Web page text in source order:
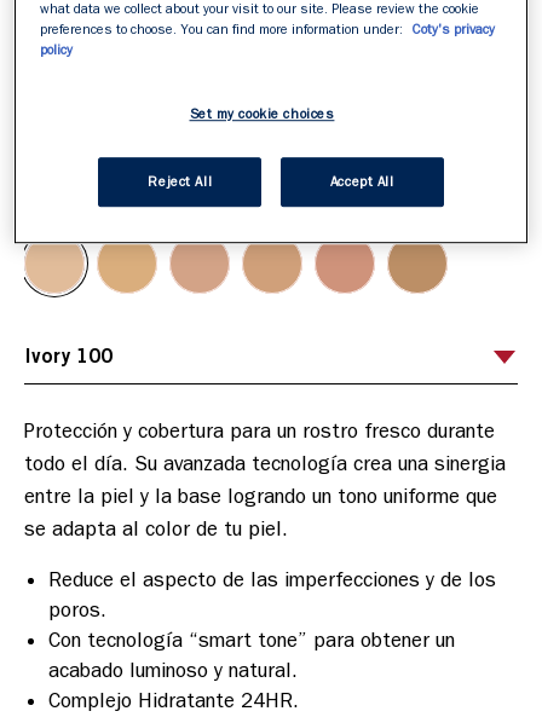
ITEM 01 (CURRENT SLIDE)
ITEM 02
Protección y cobertura para un rostro fresco durante
todo el día. Su avanzada tecnología crea una sinergia
entre la piel y la base logrando un tono uniforme que
Reduce el aspecto de las imperfecciones y de los
poros.
Con tecnología “smart tone” para obtener un
acabado luminoso y natural.
Complejo Hidratante 24HR.
what data we collect about your visit to our site. Please review the cookie
preferences to choose. You can find more information under:
Coty's privacy
policy
Set my cookie choices
Reject All Accept All